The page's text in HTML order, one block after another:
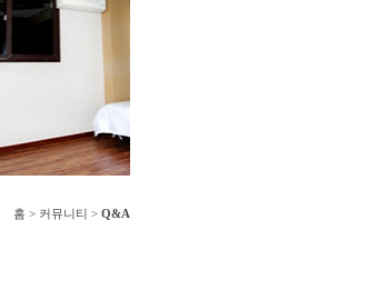
홈 > 커뮤니티 > Q&A